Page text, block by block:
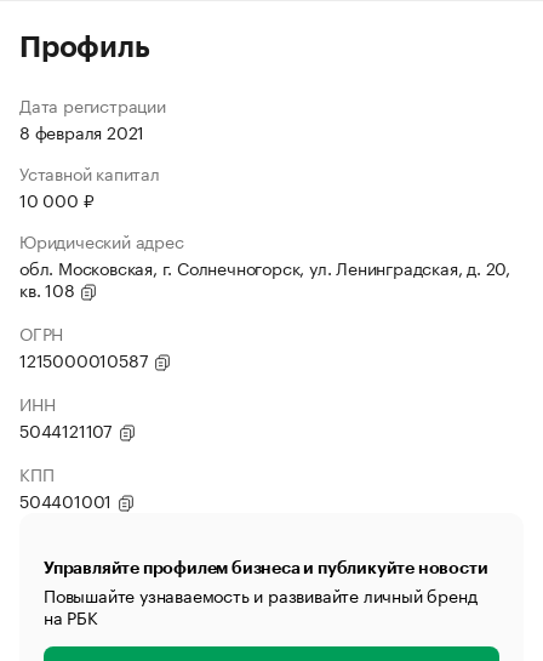
Профиль
Дата регистрации
8 февраля 2021
Уставной капитал
10 000 ₽
Юридический адрес
обл. Московская, г. Солнечногорск, ул. Ленинградская, д. 20,
кв. 108
ОГРН
1215000010587
ИНН
5044121107
КПП
504401001
Управляйте профилем бизнеса и публикуйте новости
Повышайте узнаваемость и развивайте личный бренд
на РБК